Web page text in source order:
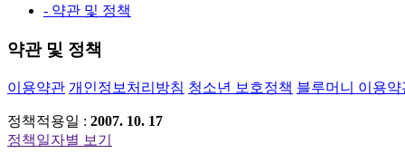
- 약관 및 정책
약관 및 정책
이용약관 개인정보처리방침 청소년 보호정책 블루머니 이용약
정책적용일 : 2007. 10. 17
정책일자별 보기